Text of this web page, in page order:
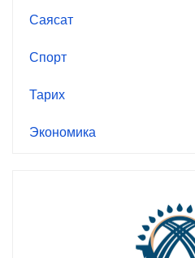
Саясат
Спорт
Тарих
Экономика